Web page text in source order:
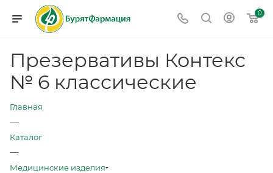
0
Презервативы Контекс
№ 6 классические
Главная
—
Каталог
—
Медицинские изделия